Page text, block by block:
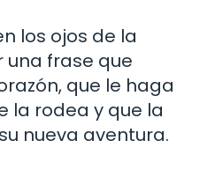
los ojos de la
una frase que
que le haga
la rodea y que la
nueva aventura.